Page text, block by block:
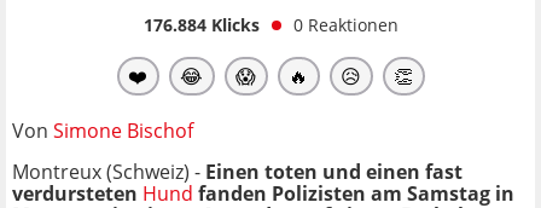
176.884Klicks 0 Reaktionen
❤️ 😂 😱 🔥 😥 👏
Von Simone Bischof
Montreux (Schweiz) - Einen toten und einen fast
verdursteten Hund fanden Polizisten am Samstag in